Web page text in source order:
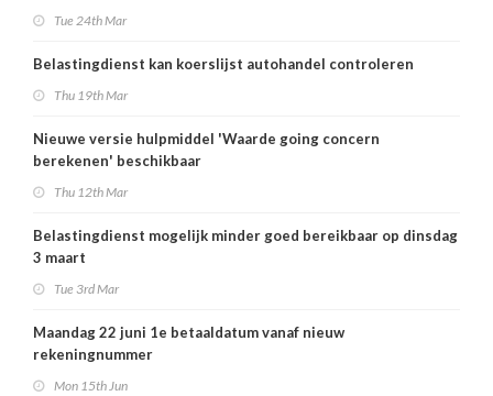
Tue 24th Mar
Belastingdienst kan koerslijst autohandel controleren
Thu 19th Mar
Nieuwe versie hulpmiddel 'Waarde going concern
berekenen' beschikbaar
Thu 12th Mar
Belastingdienst mogelijk minder goed bereikbaar op dinsdag
3 maart
Tue 3rd Mar
Maandag 22 juni 1e betaaldatum vanaf nieuw
rekeningnummer
Mon 15th Jun